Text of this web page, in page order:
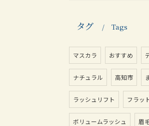
タグ Tags
マスカラ おすすめ
ナチュラル 高知市
ラッシュリフト フラッ
ボリュームラッシュ 眉